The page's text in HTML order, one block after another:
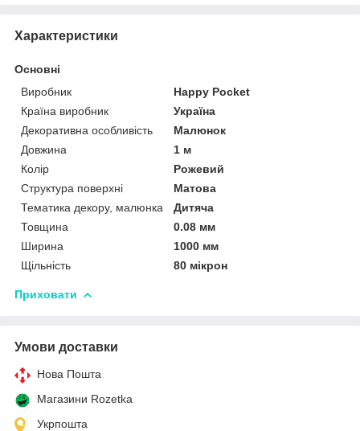
Характеристики
Основні
Виробник
Happy Pocket
Країна виробник
Україна
Декоративна особливість
Малюнок
Довжина
1 м
Колір
Рожевий
Структура поверхні
Матова
Тематика декору, малюнка
Дитяча
Товщина
0.08 мм
Ширина
1000 мм
Щільність
80 мікрон
Приховати
Умови доставки
Нова Пошта
Магазини Rozetka
Укрпошта